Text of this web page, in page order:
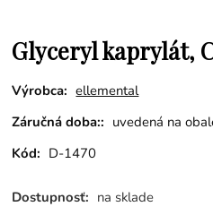
Glyceryl kaprylát,
Výrobca: ellemental
Záručná doba:: uvedená na
Kód: D-1470
Dostupnosť: na sklade